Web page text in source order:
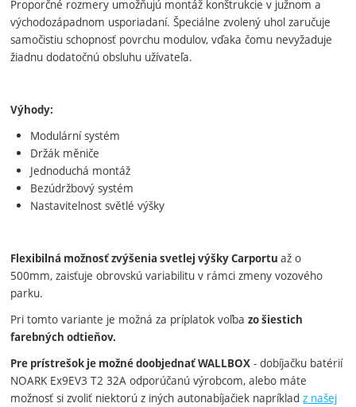
Proporčné rozmery umožňujú montáž konštrukcie v južnom a
východozápadnom usporiadaní. Špeciálne zvolený uhol zaručuje
samočistiu schopnosť povrchu modulov, vďaka čomu nevyžaduje
žiadnu dodatočnú obsluhu užívateľa.
Výhody:
Modulární systém
Držák měniče
Jednoduchá montáž
Bezúdržbový systém
Nastavitelnost světlé výšky
Flexibilná možnosť zvýšenia svetlej výšky Carportuaž o
500mm, zaisťuje obrovskú variabilitu v rámci zmeny vozového
parku.
Pri tomto variante je možná za príplatok voľbazo šiestich
farebných odtieňov.
Pre prístrešok je možné doobjednať WALLBOX - dobíjačku batérií
NOARK Ex9EV3 T2 32A odporúčanú výrobcom, alebo máte
možnosť si zvoliť niektorú z iných autonabíjačiek napríkladz našej